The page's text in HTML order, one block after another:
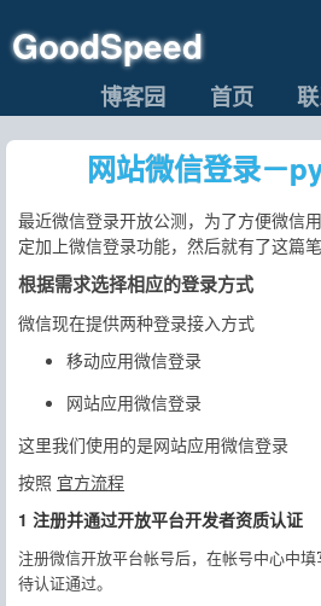
GoodSpeed
博客园 首页
网站微信登录－
最近微信登录开放公测，为了方便微信
定加上微信登录功能，然后就有了这篇笔
根据需求选择相应的登录方式
微信现在提供两种登录接入方式
移动应用微信登录
网站应用微信登录
这里我们使用的是网站应用微信登录
按照 官方流程
1 注册并通过开放平台开发者资质认证
注册微信开放平台帐号后，在帐号中心中
待认证通过。